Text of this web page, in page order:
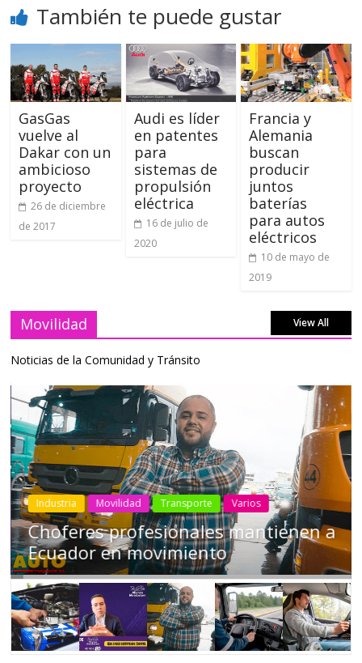
También te puede gustar
GasGas
vuelve al
Dakar con un
ambicioso
proyecto
26 de diciembre
de 2017
Audi es líder
en patentes
para
sistemas de
propulsión
eléctrica
16 de julio de
2020
Francia y
Alemania
buscan
producir
juntos
baterías
para autos
eléctricos
10 de mayo de
2019
Movilidad View All
Noticias de la Comunidad y Tránsito
Industria Movilidad Transporte Varios
Choferes profesionales mantienen a
Ecuador en movimiento